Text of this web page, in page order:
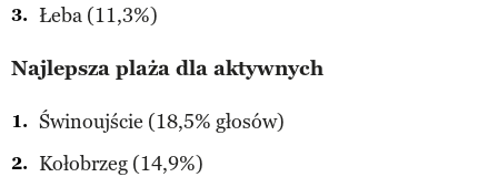
Łeba (11,3%)
Najlepsza plaża dla aktywnych
Świnoujście (18,5% głosów)
Kołobrzeg (14,9%)